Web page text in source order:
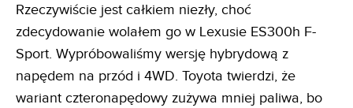
Rzeczywiście jest całkiem niezły, choć
zdecydowanie wolałem go w Lexusie ES300h F-
Sport. Wypróbowaliśmy wersję hybrydową z
napędem na przód i 4WD. Toyota twierdzi, że
wariant czteronapędowy zużywa mniej paliwa, bo